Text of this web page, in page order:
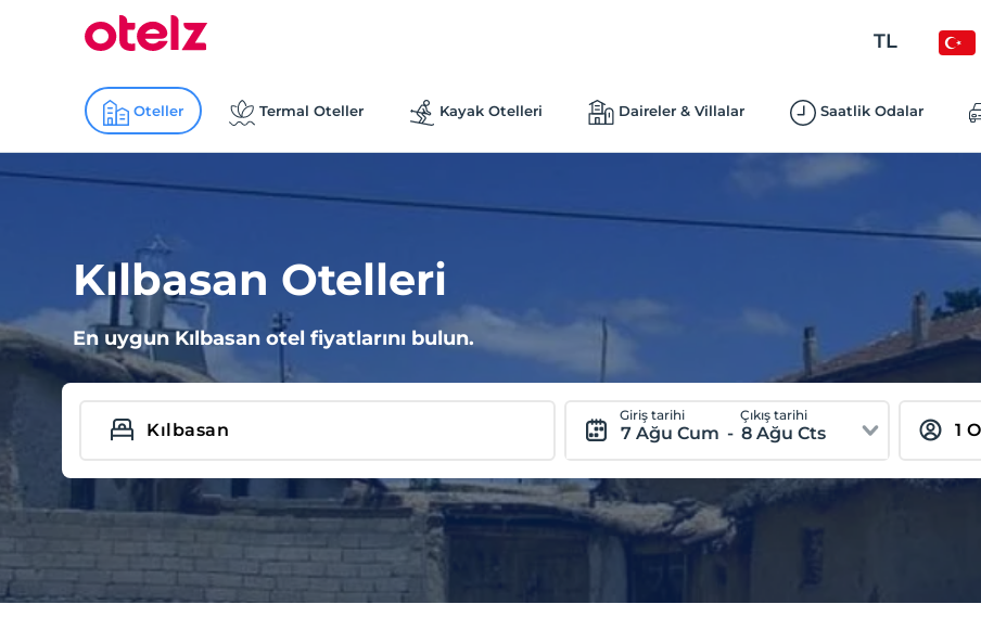
TL
Oteller Termal Oteller Kayak Otelleri Daireler & Villalar Saatlik Odalar
Kılbasan Otelleri
En uygun Kılbasan otel fiyatlarını bulun.
Giriş tarihi
7 Ağu Cum -
Çıkış tarihi
8 Ağu Cts